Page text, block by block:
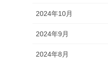
2024年10月
2024年9月
2024年8月